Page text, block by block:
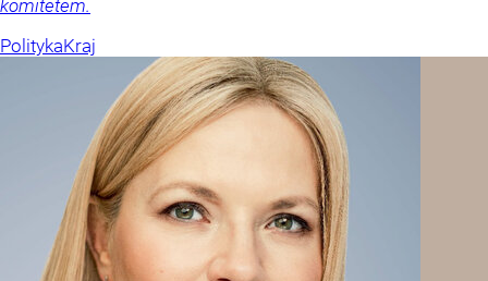
komitetem.
PolitykaKraj